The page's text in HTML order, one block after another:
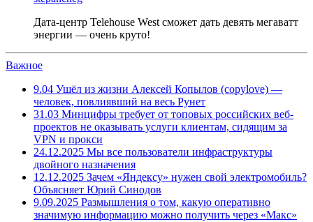
Дата-центр Telehouse West сможет дать девять мегаватт
энергии — очень круто!
Важное
9.04 Ушёл из жизни Алексей Копылов (copylove) —
человек, повлиявший на весь Рунет
31.03 Минцифры требует от топовых российских веб-
проектов не оказывать услуги клиентам, сидящим за
VPN и прокси
24.12.2025 Мы все пользователи инфраструктуры
двойного назначения
12.12.2025 Зачем «Яндексу» нужен свой электромобиль?
Объясняет Юрий Синодов
9.09.2025 Размышления о том, какую оперативно
значимую информацию можно получить через «Макс»